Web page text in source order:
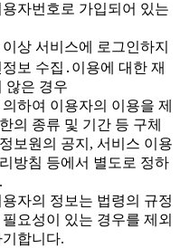
자번호로 가입되어 있는
상 서비스에 로그인하지
보 수집․이용에 대한 재
않은 경우
하여 이용자의 이용을 제
의 종류 및 기간 등 구체
보원의 공지, 서비스 이용
방침 등에서 별도로 정하
자의 정보는 법령의 규정
요성이 있는 경우를 제외
합니다.